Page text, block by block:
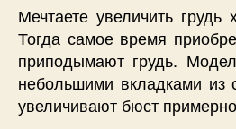
Мечтаете увеличить грудь
Тогда самое время
приподымают грудь.
небольшими вкладками из
увеличивают бюст